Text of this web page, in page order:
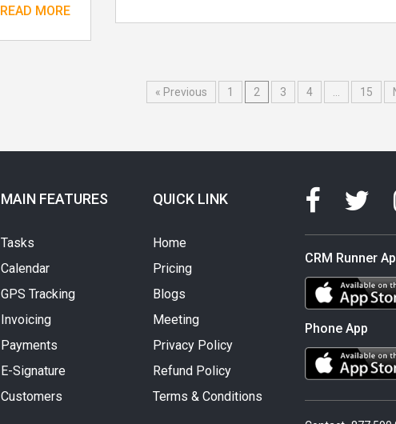
READ MORE
« Previous 1 2 3 4 15
MAIN FEATURES
Tasks
Calendar
GPS Tracking
Invoicing
Payments
E-Signature
Customers
QUICK LINK
Home
Pricing
Blogs
Meeting
Privacy Policy
Refund Policy
Terms & Conditions
CRM Runner
Phone App